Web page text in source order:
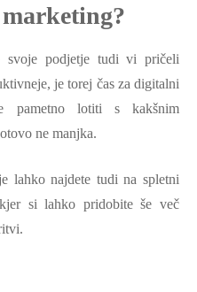
podjetje tudi vi pričeli
je torej čas za digitalni
pametno lotiti s kakšnim
ne manjka.
lahko najdete tudi na spletni
si lahko pridobite še več